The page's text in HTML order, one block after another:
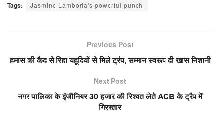
Tags: Jasmine Lamboria's powerful punch
Previous Post
हमास की कैद से रिहा यहूदियों से मिले ट्रंप, सम्मान स्वरूप दी खास निशानी
Next Post
नगर पालिका के इंजीनियर 30 हजार की रिश्वत लेते ACB के ट्रैप में
गिरफ्तार